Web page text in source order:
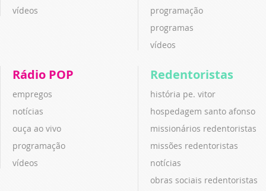
vídeos
programação
programas
vídeos
Rádio POP
empregos
notícias
ouça ao vivo
programação
vídeos
Redentoristas
história pe. vitor
hospedagem santo afonso
missionários redentoristas
missões redentoristas
notícias
obras sociais redentoristas